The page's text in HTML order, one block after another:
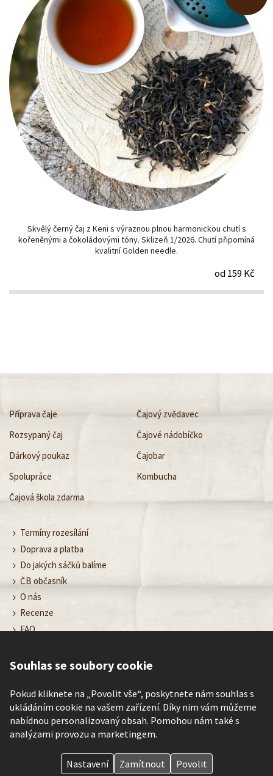
Skvělý černý čaj z Keni s výraznou plnou harmonickou chutí s
kořeněnými a čokoládovými tóny. Sklizeň 1/2026. Chutí připomíná
kvalitní Golden needle.
od 159 Kč
Příprava čaje
Čajový zvědavec
Rozsypaný čaj
Čajové nádobíčko
Dárkový poukaz
Čajobar
Spolupráce
Kombucha
Čajová škola zdarma
Termíny rozesílání
Doprava a platba
Do jakých sáčků balíme
ČB občasník
O nás
Recenze
FAQ
Ochrana osobních údajů
Kontakt
Čajové bedýnky– poznávej rozmanitost chutí čaje každé roční
Souhlas se soubory cookie
Pokud kliknete na „Povolit vše“, poskytnete nám souhlas s
ukládáním cookie na vašem zařízení. Díky nim vám můžeme
nabídnou personalizovaný obsah. Pomohou nám také s
analýzami provozu a marketingem.
Nastavení Zamítnout Povolit